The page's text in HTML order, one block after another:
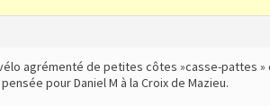
agrémenté de petites côtes »casse-pattes
pour Daniel M à la Croix de Mazieu.